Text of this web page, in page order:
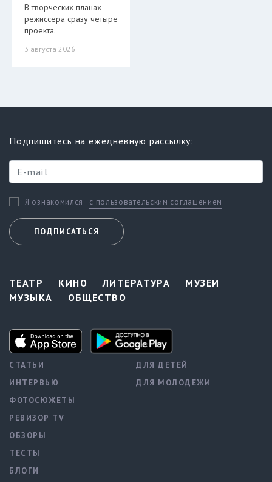
В творческих планах
режиссера сразу четыре
проекта.
3 августа 2026
Подпишитесь на ежедневную рассылку:
Я ознакомился с пользовательским соглашением
ПОДПИСАТЬСЯ
ТЕАТР КИНО ЛИТЕРАТУРА
МУЗЕИ
МУЗЫКА
ОБЩЕСТВО
СТАТЬИ
ИНТЕРВЬЮ
ФОТОСЮЖЕТЫ
РЕВИЗОР TV
ОБЗОРЫ
ТЕСТЫ
БЛОГИ
ДЛЯ ДЕТЕЙ
ДЛЯ МОЛОДЕЖИ